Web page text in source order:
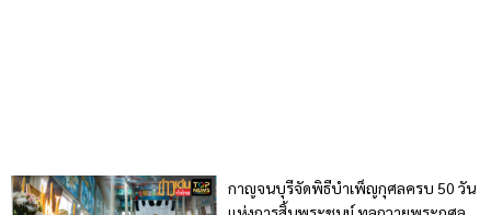
กาญจนบุรีจัดพิธีบำเพ็ญกุศลครบ 50 วัน